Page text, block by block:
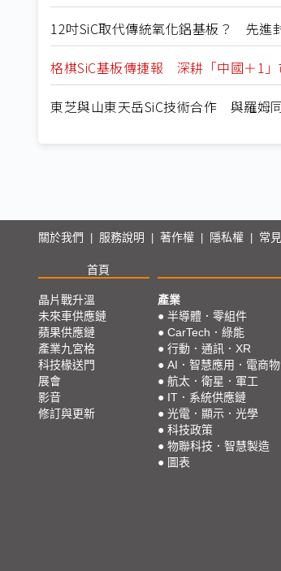
12吋SiC取代傳統氧化鋁基板？ 先進
格棋SiC基板傳捷報 深耕「中國＋1」
東芝與山東天岳SiC技術合作 與羅姆
關於我們 服務說明 著作權 隱私權 常
首頁
晶片戰升溫
未來車供應鏈
蘋果供應鏈
產業九宮格
科技椽送門
展會
影音
修訂與更新
產業
● 半導體．零組件
● CarTech．綠能
● 行動．通訊．XR
● AI．智慧應用．電商
● 航太．衛星．軍工
● IT．系統供應鏈
● 光電．顯示．光學
● 科技政策
● 物聯科技．智慧製造
● 圖表